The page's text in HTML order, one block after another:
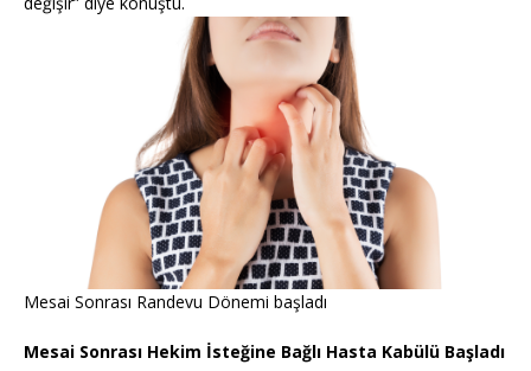
Mesai Sonrası Randevu Dönemi başladı
Mesai Sonrası Hekim İsteğine Bağlı Hasta Kabülü Başladı